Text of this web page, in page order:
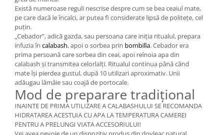
Există numeroase reguli nescrise despre cum se bea ceaiul mate,
pe care dacă le încalci, ar putea fi considerate lipsă de politețe, cel
puțin.
„Cebador”, adică gazda, sau persoana care iniția ritualul, prepara
infuzia în calabash, apoi o sorbea prin bombilla. Cebador era
prima persoană care sorbea din ceai, apoi reînoia apa din
calabash și transmitea celorlalți. Ritualul continua până când
mate își pierdea gustul, după 10 utilizari aproximativ. Unii
adăugau lămâie sau coajă de portocale.
Mod de preparare tradițional
INAINTE DE PRIMA UTILIZARE A CALABASHULUI SE RECOMANDA
HIDRATAREA ACESTUIA CU APA LA TEMPERATURA CAMEREI
PENTRU A PRELUNGI VIATA ACCESORIULUI!